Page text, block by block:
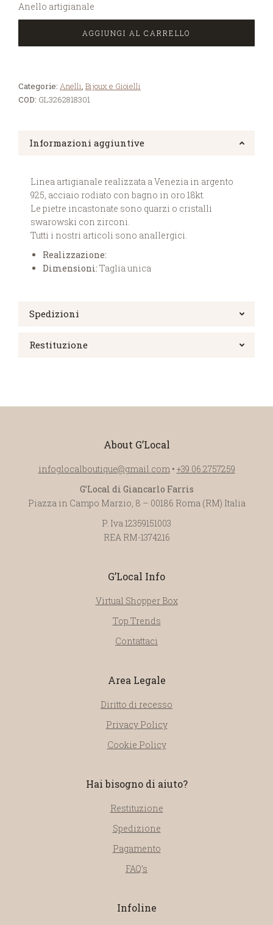
Anello artigianale
AGGIUNGI AL CARRELLO
Categorie: Anelli, Bijoux e Gioielli
COD: GL3262818301
Informazioni aggiuntive
Linea artigianale realizzata a Venezia in argento
925, acciaio rodiato con bagno in oro 18kt.
Le pietre incastonate sono quarzi o cristalli
swarowski con zirconi.
Tutti i nostri articoli sono anallergici.
Realizzazione:
Dimensioni: Taglia unica
Spedizioni
Restituzione
About G’Local
infoglocalboutique@gmail.com• +39 06.2757259
G’Local di Giancarlo Farris
Piazza in Campo Marzio, 8 – 00186 Roma (RM) Italia
P. Iva 12359151003
REA RM-1374216
G’Local Info
Virtual Shopper Box
Top Trends
Contattaci
Area Legale
Diritto di recesso
Privacy Policy
Cookie Policy
Hai bisogno di aiuto?
Restituzione
Spedizione
Pagamento
FAQ’s
Infoline